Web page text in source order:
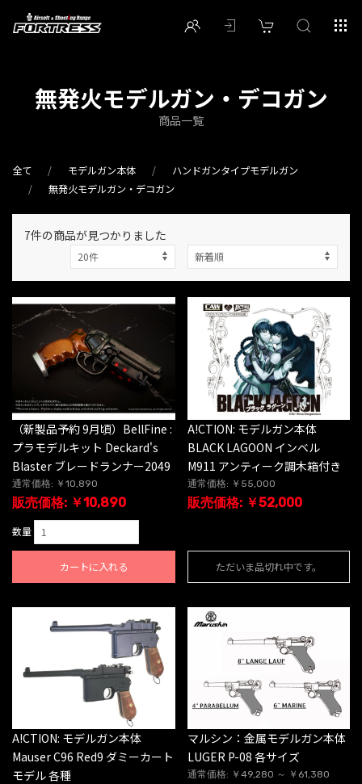
無発火モデルガン・デコガン
商品一覧
全て モデルガン本体
ハンドガンタイプモデルガン
無発火モデルガン・デコガン
7件の商品が見つかりました
（新製品予約 9月頃）BellFine :
プラモデルキット Deckard's
Blaster ブレードランナー2049
通常価格: ￥10,890
販売価格: ￥10,890
数量
カートに入れる
A!CTION: モデルガン本体
BLACK LAGOON インベル
M911 アンティーク調木箱付き
通常価格: ￥55,000
販売価格: ￥52,000
ただいま品切れ中です。
A!CTION: モデルガン本体
Mauser C96 Red9 ダミーカート
モデル 各種
マルシン：金属モデルガン本体
LUGER P-08 各サイズ
通常価格: ￥49,280 ～ ￥61,380